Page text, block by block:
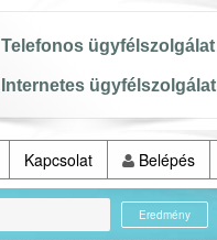
Telefonos ügyfélszolgálat
Internetes ügyfélszolgálat
Kapcsolat Belépés
Eredmény